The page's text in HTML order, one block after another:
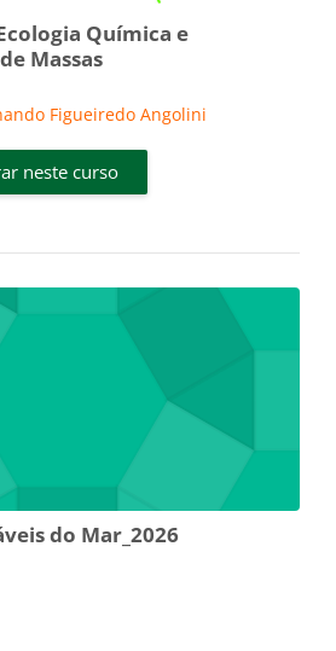
Química e
Massas
Figueiredo Angolini
neste curso
do Mar_2026